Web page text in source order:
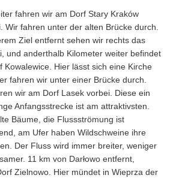
fahren wir am Dorf Stary Kraków
Wir fahren unter der alten Brücke durch.
Ziel entfernt sehen wir rechts das
und anderthalb Kilometer weiter befindet
Kowalewice. Hier lässt sich eine Kirche
fahren wir unter einer Brücke durch.
wir am Dorf Lasek vorbei. Diese ein
Anfangsstrecke ist am attraktivsten.
Bäume, die Flussströmung ist
am Ufer haben Wildschweine ihre
Der Fluss wird immer breiter, weniger
11 km von Darłowo entfernt,
Zielnowo. Hier mündet in Wieprza der